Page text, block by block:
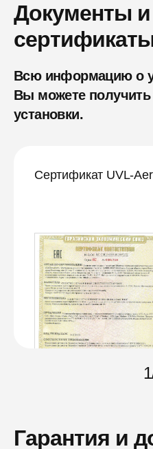
Документы и
Всю информацию о
Вы можете получить
установки.
Сертификат UVL-
1
Гарантия и